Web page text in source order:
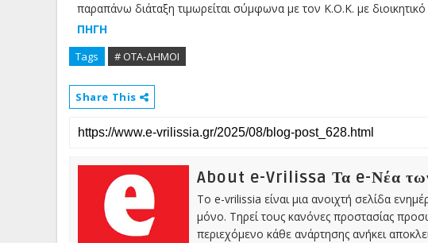
παραπάνω διάταξη τιμωρείται σύμφωνα με τον K.Ο.Κ. με
ΠΗΓΗ
Tags # ΟΤΑ-ΔΗΜΟΙ
Share This
About e-Vrilissa Τα e-Νέα
Το e-vrilissia είναι μια ανοιχτή σελίδα
μόνο. Τηρεί τους κανόνες προστασίας
περιεχόμενο κάθε ανάρτησης ανήκει